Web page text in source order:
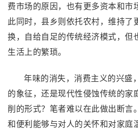
费市场的原因，也有更多资本和市
此同时，县乡则依托农村，维持了
换，自给自足的传统经济模式，但
生活上的繁琐。
年味的消失，消费主义的兴盛
的象征，还是现代性侵蚀传统的家
削的形式？笔者难以在此做出断言
和便利能够与对人的关怀和对家庭